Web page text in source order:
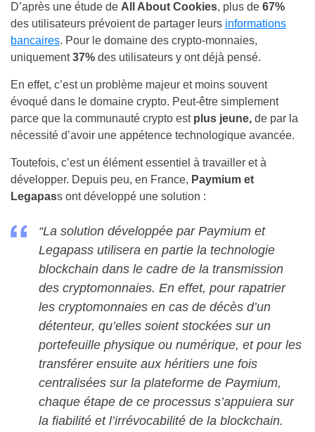
D’après une étude de All About Cookies, plus de 67%
des utilisateurs prévoient de partager leurs informations
bancaires. Pour le domaine des crypto-monnaies,
uniquement37% des utilisateurs y ont déjà pensé.
En effet, c’est un problème majeur et moins souvent
évoqué dans le domaine crypto. Peut-être simplement
parce que la communauté crypto est plus jeune, de par la
nécessité d’avoir une appétence technologique avancée.
Toutefois, c’est un élément essentiel à travailler et à
développer. Depuis peu, en France, Paymium et
Legapass ont développé une solution :
“La solution développée par Paymium et
Legapass utilisera en partie la technologie
blockchain dans le cadre de la transmission
des cryptomonnaies. En effet, pour rapatrier
les cryptomonnaies en cas de décès d’un
détenteur, qu’elles soient stockées sur un
portefeuille physique ou numérique, et pour les
transférer ensuite aux héritiers une fois
centralisées sur la plateforme de Paymium,
chaque étape de ce processus s’appuiera sur
la fiabilité et l’irrévocabilité de la blockchain.